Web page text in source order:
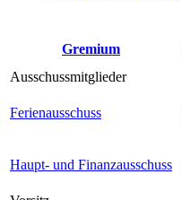
Gremium
Ausschussmitglieder
Ferienausschuss
Haupt- und Finanzausschuss